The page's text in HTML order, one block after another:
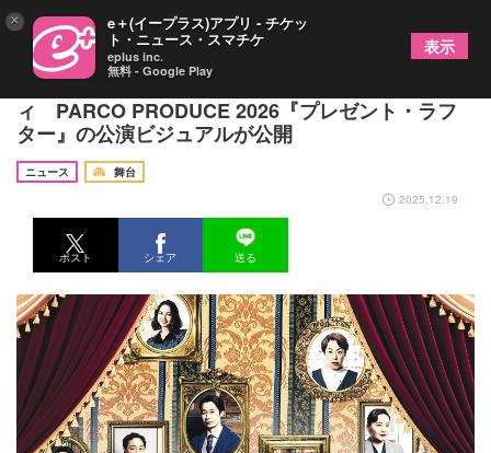
稲垣吾郎、倉科カナらが描く、大人のラブコメデ
ィ PARCO PRODUCE 2026『プレゼント・ラフ
ター』の公演ビジュアルが公開
ニュース
舞台
2025.12.19
ポスト シェア 送る
× e＋(イープラス)アプリ - チケッ
ト・ニュース・スマチケ
eplus inc.
無料 - Google Play
表示